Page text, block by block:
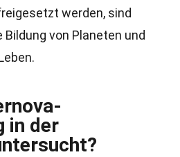
werden, sind
von Planeten und
in der